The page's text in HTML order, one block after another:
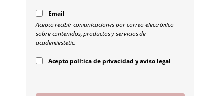
Email
Acepto recibir comunicaciones por correo electrónico
sobre contenidos, productos y servicios de
academiestetic.
Acepto política de privacidad y aviso legal